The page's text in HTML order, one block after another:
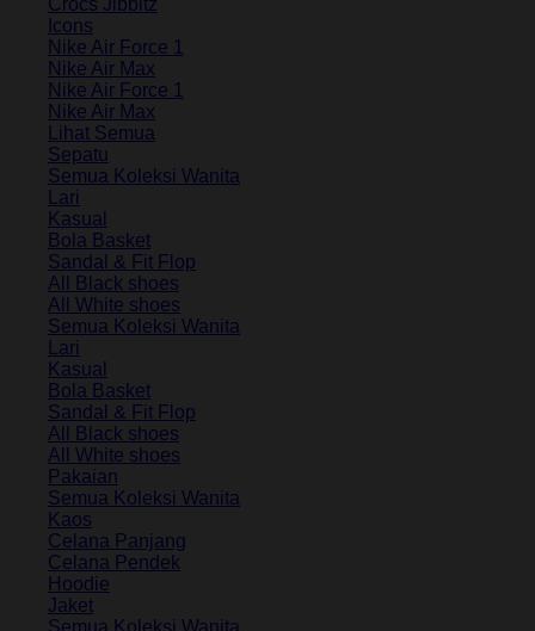
Icons
Nike Air Force 1
Nike Air Max
Nike Air Force 1
Nike Air Max
Lihat Semua
Sepatu
Semua Koleksi Wanita
Lari
Kasual
Bola Basket
Sandal & Fit Flop
All Black shoes
All White shoes
Semua Koleksi Wanita
Lari
Kasual
Bola Basket
Sandal & Fit Flop
All Black shoes
All White shoes
Pakaian
Semua Koleksi Wanita
Kaos
Celana Panjang
Celana Pendek
Hoodie
Jaket
Semua Koleksi Wanita